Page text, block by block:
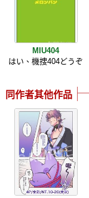
MIU404
はい、機捜404どうぞ
同作者其他作品